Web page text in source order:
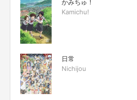
かみちゅ！
Kamichu!
日常
Nichijou